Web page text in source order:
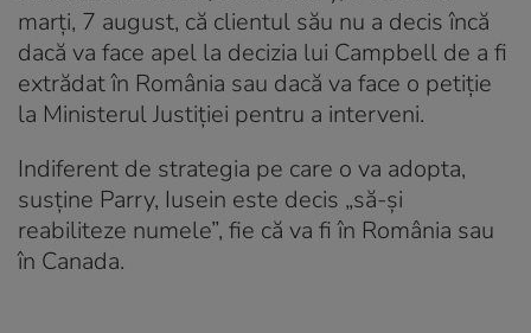
marți, 7 august, că clientul său nu a decis încă
dacă va face apel la decizia lui Campbell de a fi
extrădat în România sau dacă va face o petiție
la Ministerul Justiției pentru a interveni.
Indiferent de strategia pe care o va adopta,
susține Parry, Iusein este decis „să-și
reabiliteze numele”, fie că va fi în România sau
în Canada.